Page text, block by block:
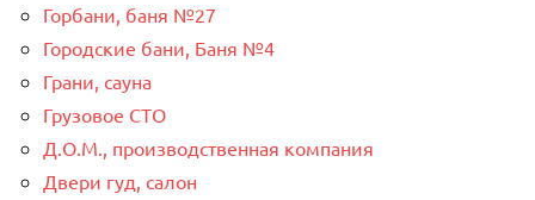
Горбани, баня №27
Городские бани, Баня №4
Грани, сауна
Грузовое СТО
Д.О.М., производственная компания
Двери гуд, салон